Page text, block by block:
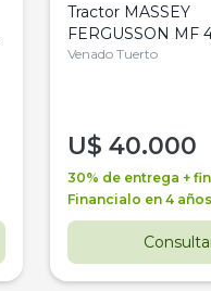
Tractor MASSEY
FERGUSSON MF
4WD, PATON
Venado Tuerto
U$ 40.000
30% de entrega +
Financialo en 4 años